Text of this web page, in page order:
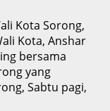
Kota Sorong,
Kota, Anshar
bersama
yang
Sabtu pagi,